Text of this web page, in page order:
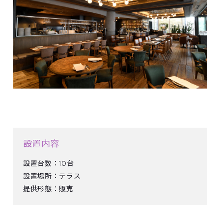
設置内容
設置台数：10台
設置場所：テラス
提供形態：販売